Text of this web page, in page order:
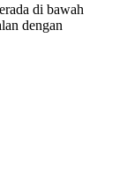
di bawah
dengan